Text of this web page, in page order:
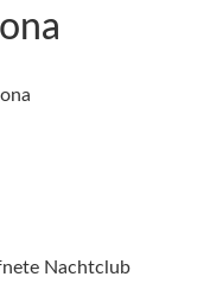
Nachtclub